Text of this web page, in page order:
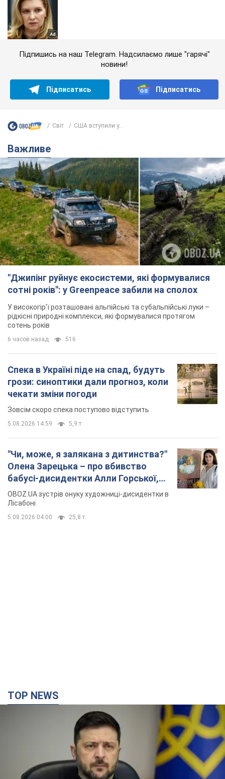
Підпишись на наш Telegram. Надсилаємо лише "гарячі"
новини!
Підписатись Підписатись
Світ США вступили у...
Важливе
"Джипінг руйнує екосистеми, які формувалися
сотні років": у Greenpeace забили на сполох
У високогір'ї розташовані альпійські та субальпійські луки –
рідкісні природні комплекси, які формувалися протягом
сотень років
6 часов назад 516
Спека в Україні піде на спад, будуть
грози: синоптики дали прогноз, коли
чекати зміни погоди
Зовсім скоро спека поступово відступить
5.08.2026 14:59 5,9 т.
"Чи, може, я залякана з дитинства?"
Олена Зарецька – про вбивство
бабусі-дисидентки Алли Горської,
критику Дмитра Стуса та втечу в
Португалію з 5 дітьми
OBOZ.UA зустрів онуку художниці-дисидентки в
Лісабоні
5.08.2026 04:00 25,8 т.
TOP NEWS